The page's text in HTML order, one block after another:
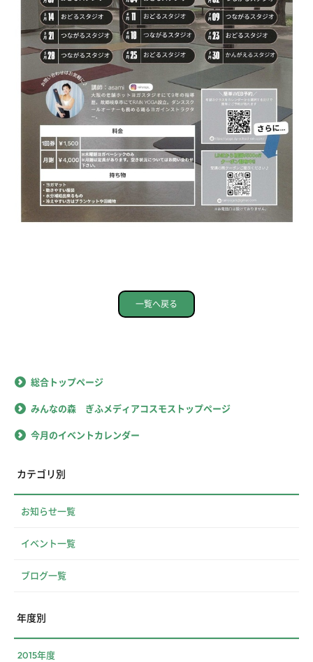
一覧へ戻る
総合トップページ
みんなの森 ぎふメディアコスモストップページ
今月のイベントカレンダー
カテゴリ別
お知らせ一覧
イベント一覧
ブログ一覧
年度別
2015年度